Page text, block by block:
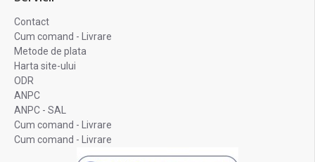
Contact
Cum comand - Livrare
Metode de plata
Harta site-ului
ODR
ANPC
ANPC - SAL
Cum comand - Livrare
Cum comand - Livrare